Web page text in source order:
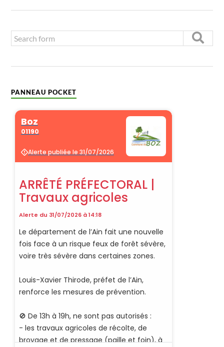
PANNEAU POCKET